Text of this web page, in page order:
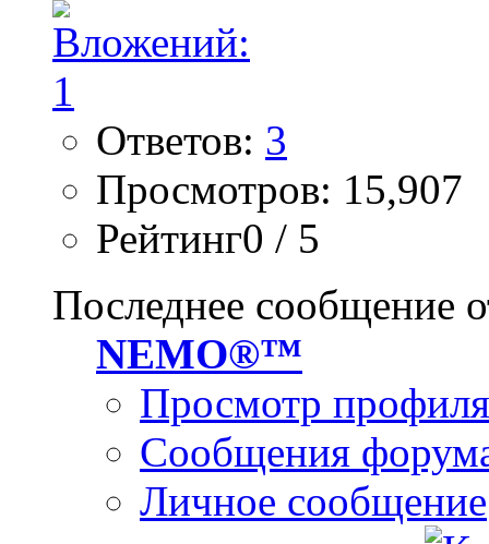
Ответов: 3
Просмотров: 15,907
Рейтинг0 / 5
Последнее сообщение
NEMO®™
Просмотр профиля
Сообщения
Личное сообщение